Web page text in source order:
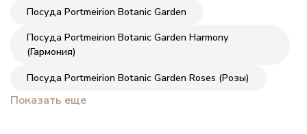
Посуда Portmeirion Botanic Garden
Посуда Portmeirion Botanic Garden Harmony
(Гармония)
Посуда Portmeirion Botanic Garden Roses (Розы)
Показать еще